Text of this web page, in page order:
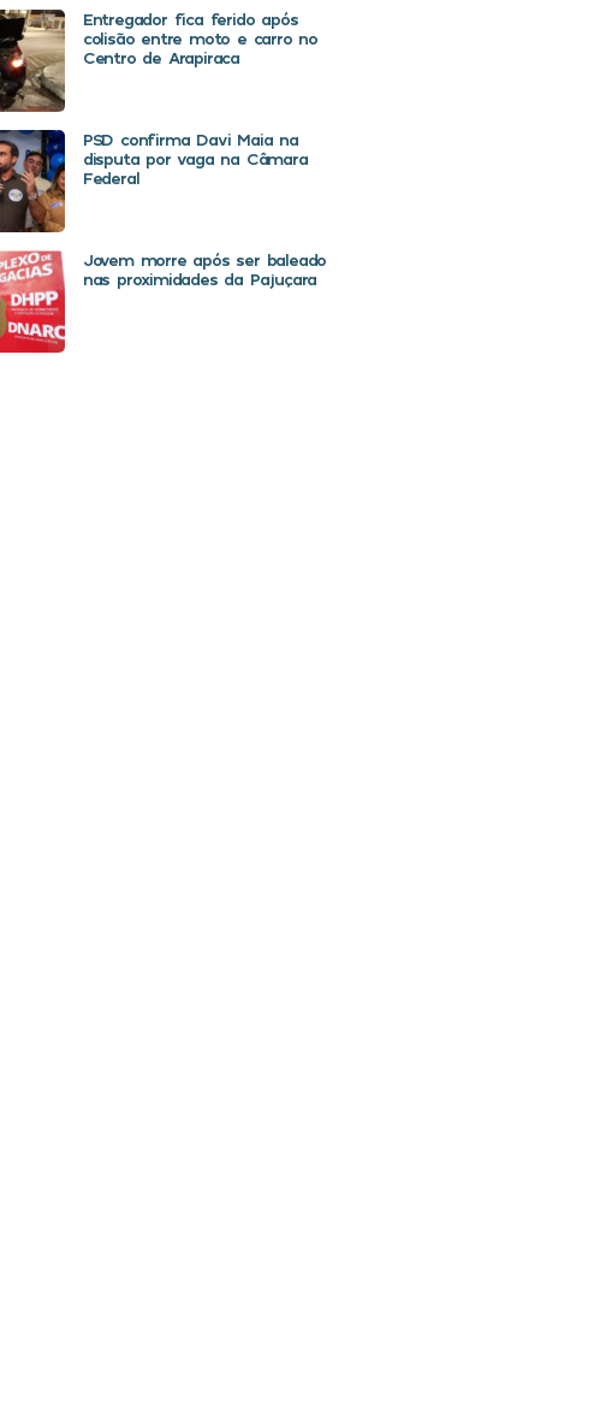
Entregador fica ferido após
colisão entre moto e carro no
Centro de Arapiraca
PSD confirma Davi Maia na
disputa por vaga na Câmara
Federal
Jovem morre após ser baleado
nas proximidades da Pajuçara